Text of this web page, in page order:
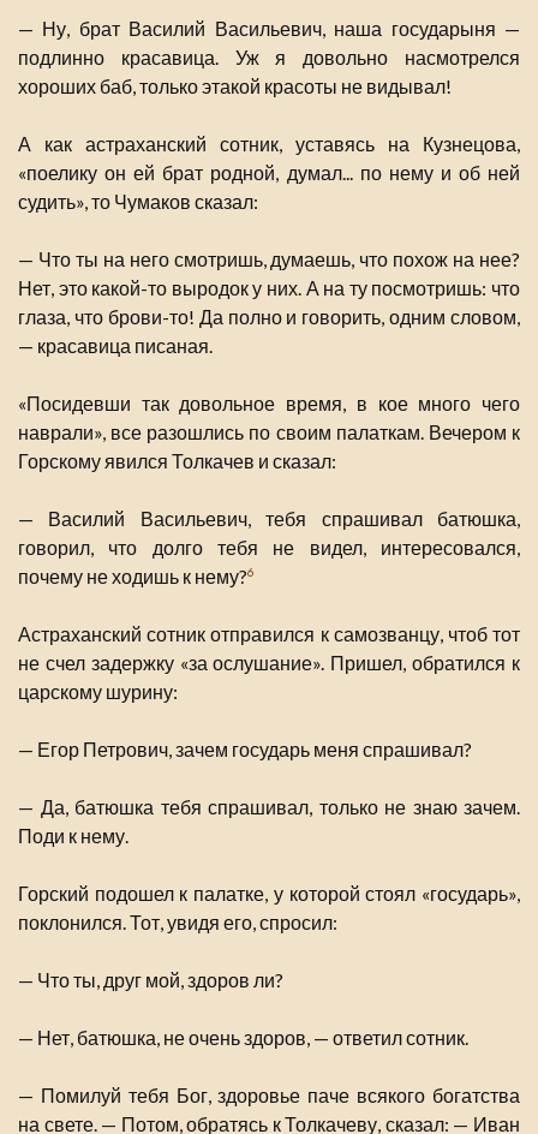
— Ну, брат Василий Васильевич, наша государыня —
подлинно красавица. Уж я довольно насмотрелся
хороших баб, только этакой красоты не видывал!
А как астраханский сотник, уставясь на Кузнецова,
«поелику он ей брат родной, думал... по нему и об ней
судить», то Чумаков сказал:
— Что ты на него смотришь, думаешь, что похож на нее?
Нет, это какой-то выродок у них. А на ту посмотришь: что
глаза, что брови-то! Да полно и говорить, одним словом,
— красавица писаная.
«Посидевши так довольное время, в кое много чего
наврали», все разошлись по своим палаткам. Вечером к
Горскому явился Толкачев и сказал:
— Василий Васильевич, тебя спрашивал батюшка,
говорил, что долго тебя не видел, интересовался,
почему не ходишь к нему?6
Астраханский сотник отправился к самозванцу, чтоб тот
не счел задержку «за ослушание». Пришел, обратился к
царскому шурину:
— Егор Петрович, зачем государь меня спрашивал?
— Да, батюшка тебя спрашивал, только не знаю зачем.
Поди к нему.
Горский подошел к палатке, у которой стоял «государь»,
поклонился. Тот, увидя его, спросил:
— Что ты, друг мой, здоров ли?
— Нет, батюшка, не очень здоров, — ответил сотник.
— Помилуй тебя Бог, здоровье паче всякого богатства
на свете. — Потом, обратясь к Толкачеву, сказал: — Иван